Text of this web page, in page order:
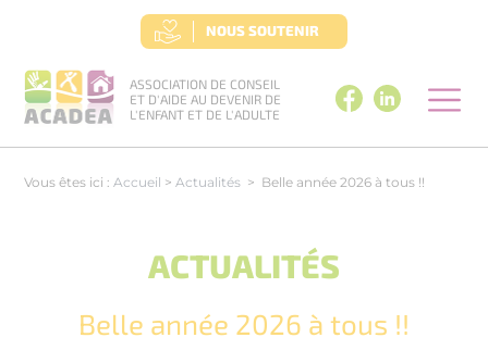
ASSOCIATION DE CONSEIL
ET D'AIDE AU DEVENIR DE
L'ENFANT ET DE L'ADULTE
NOUS SOUTENIR
Vous êtes ici : Accueil > Actualités > Belle année 2026 à tous !!
ACTUALITÉS
Belle année 2026 à tous !!